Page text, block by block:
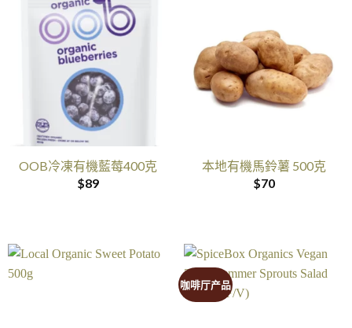
OOB冷凍有機藍莓400克
$89
本地有機馬鈴薯 500克
$70
咖啡厅产品